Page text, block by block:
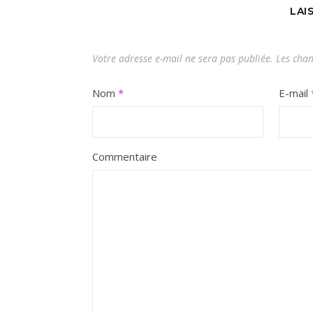
Votre adresse e-mail ne sera pas publiée. Les
Nom * E-mail
Commentaire